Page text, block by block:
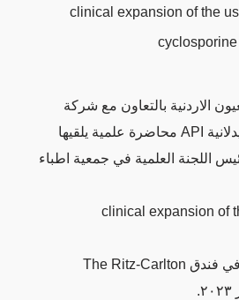
clinical expansion of the
cyclosporine
الاردنية بالتعاون مع شركة
عمان للصناعات الصيدلانية API محاضرة علمية يلقيها
اللجنة العلمية في جمعية اطباء
clinical expansion of
ستقام هذ المحاضرة في فندق The Ritz-Carlton